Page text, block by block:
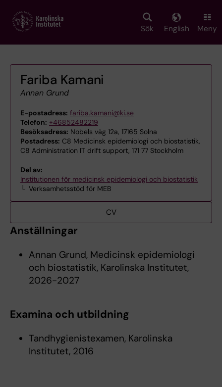
main
Sök English Meny
Fariba Kamani
Annan Grund
E-postadress: fariba.kamani@ki.se
Telefon: +46852482219
Besöksadress: Nobels väg 12a, 17165 Solna
Postadress: C8 Medicinsk epidemiologi och biostatistik,
C8 Administration IT drift support, 171 77 Stockholm
Del av:
Institutionen för medicinsk epidemiologi och biostatistik
Verksamhetsstöd för MEB
CV
Anställningar
Annan Grund, Medicinsk epidemiologi
och biostatistik, Karolinska Institutet,
2026-2027
Examina och utbildning
Tandhygienistexamen, Karolinska
Institutet, 2016